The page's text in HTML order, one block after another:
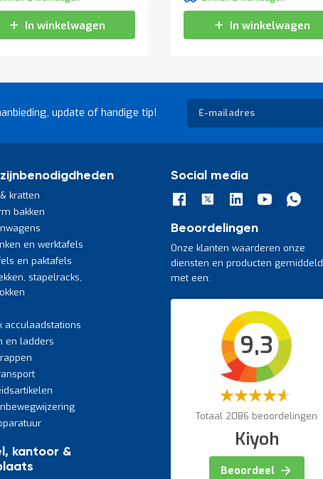
In winkelwagen
133,04
In winkelwagen
update of handige tip!
Abonneer
op
onze
kratten
bakken
en werktafels
en paktafels
stapelracks,
acculaadstations
en ladders
kantoor &
Social media
Beoordelingen
Onze klanten waarderen onze
diensten en producten gemiddeld
met een:
9,3
Waardering:
Totaal 2086 beoordelingen
Kiyoh
Beoordeel